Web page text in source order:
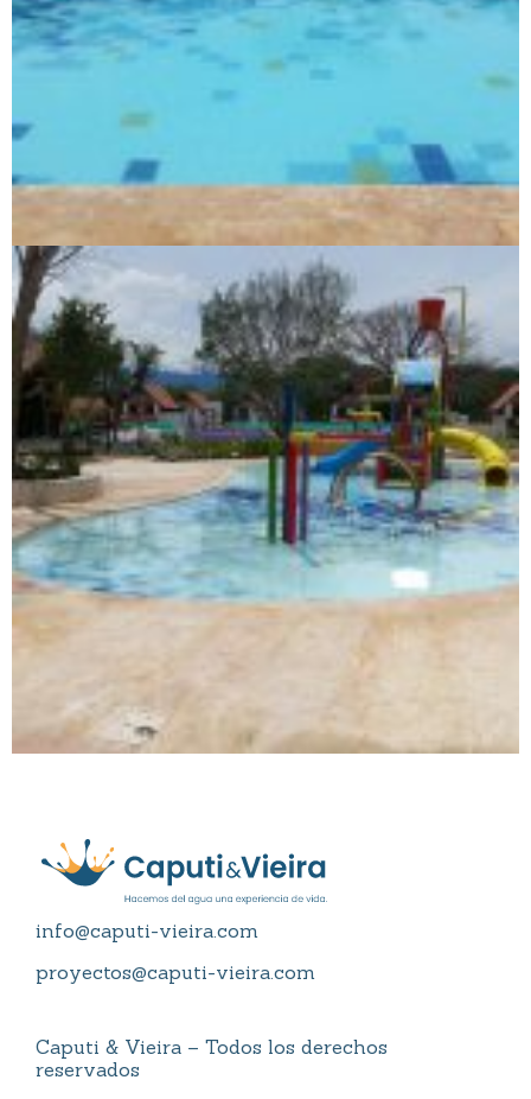
info@caputi-vieira.com
proyectos@caputi-vieira.com
Caputi & Vieira – Todos los derechos
reservados